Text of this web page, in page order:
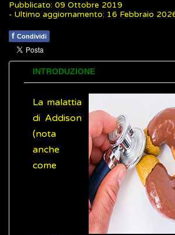
Pubblicato: 09 Ottobre 2019
- Ultimo aggiornamento: 16 Febbraio
f Condividi
INTRODUZIONE
La malattia
di Addison
(nota
anche
come